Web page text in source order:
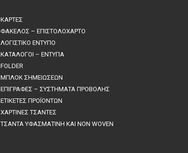
ΚΑΡΤΕΣ
ΦΑΚΕΛΟΣ – ΕΠΙΣΤΟΛΟΧΑΡΤΟ
ΛΟΓΙΣΤΙΚΟ ΕΝΤΥΠΟ
ΚΑΤΑΛΟΓΟΙ – ΕΝΤΥΠΑ
FOLDER
ΜΠΛΟΚ ΣΗΜΕΙΩΣΕΩΝ
ΕΠΙΓΡΑΦΕΣ – ΣΥΣΤΗΜΑΤΑ ΠΡΟΒΟΛΗΣ
ΕΤΙΚΕΤΕΣ ΠΡΟΪΟΝΤΩΝ
ΧΑΡΤΙΝΕΣ ΤΣΑΝΤΕΣ
ΤΣΑΝΤΑ ΥΦΑΣΜΑΤΙΝΗ ΚΑΙ NON WOVEN